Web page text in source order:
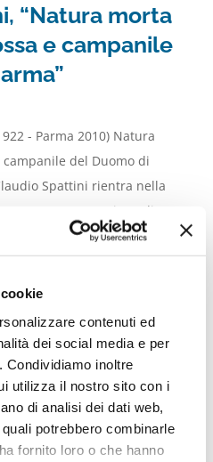
contenuti ed
dei social media e per
Condividiamo inoltre
utilizza il nostro sito con i
di analisi dei dati web,
potrebbero combinarle
fornito loro o che hanno
“Natura morta
e campanile
- Parma 2010) Natura
del Duomo di
Spattini rientra nella
usare un’espressione di
in [...]